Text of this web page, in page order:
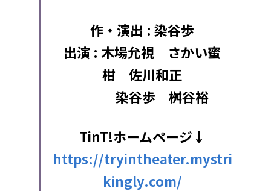
作・演出 : 染谷歩
出演 : 木場允視　さかい蜜
柑　佐川和正
染谷歩　桝谷裕
TinT!ホームページ↓
https://tryintheater.mystri
kingly.com/